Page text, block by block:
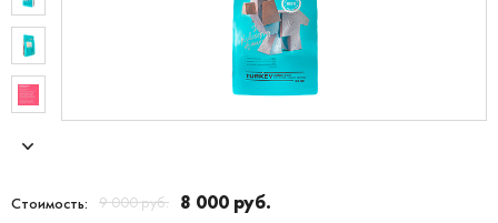
Стоимость: 9 000 руб. 8 000 руб.